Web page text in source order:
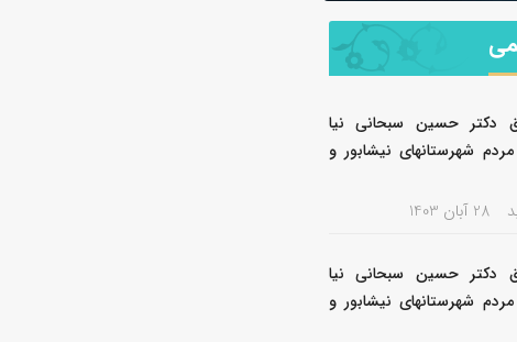
دکتر حسین سبحانی نیا
مردم شهرستانهای نیشابور و
28 آبان 1403
دکتر حسین سبحانی نیا
مردم شهرستانهای نیشابور و